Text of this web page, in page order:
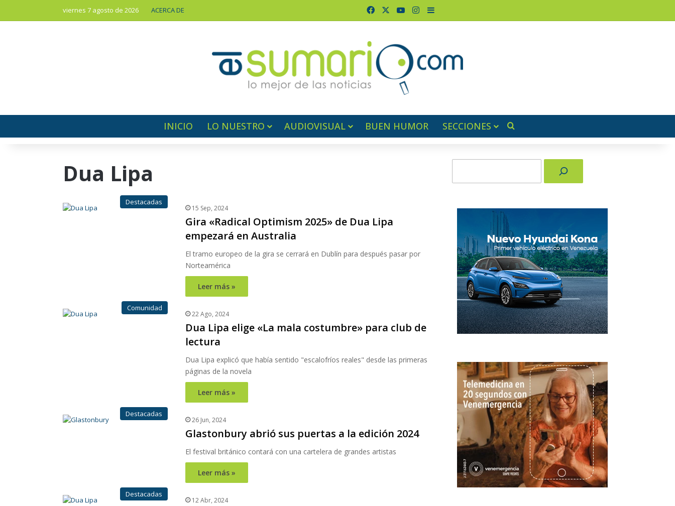
viernes 7 agosto de 2026 ACERCA DE FacebookYouTubeInstagram
Barra lateral
INICIO LO NUESTRO AUDIOVISUAL BUEN HUMOR SECCIONES
Dua Lipa
Destacadas
15 Sep, 2024
Gira «Radical Optimism 2025» de Dua Lipa
empezará en Australia
El tramo europeo de la gira se cerrará en Dublín para después pasar por
Norteamérica
Leer más »
Comunidad
22 Ago, 2024
Dua Lipa elige «La mala costumbre» para club de
lectura
Dua Lipa explicó que había sentido "escalofríos reales" desde las primeras
páginas de la novela
Leer más »
Destacadas
26 Jun, 2024
Glastonbury abrió sus puertas a la edición 2024
El festival británico contará con una cartelera de grandes artistas
Leer más »
Destacadas
12 Abr, 2024